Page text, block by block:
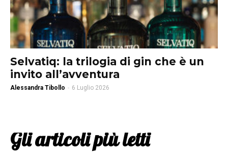
Selvatiq: la trilogia di gin che è un
invito all’avventura
Alessandra Tibollo - 6 Luglio 2026
Gli articoli più letti